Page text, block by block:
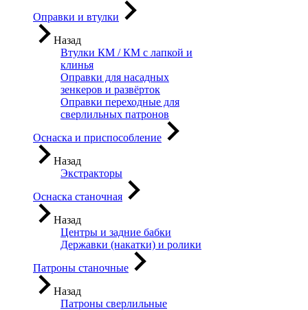
Оправки и втулки
Назад
Втулки КМ / КМ с лапкой и
клинья
Оправки для насадных
зенкеров и развёрток
Оправки переходные для
сверлильных патронов
Оснаска и приспособление
Назад
Экстракторы
Оснаска станочная
Назад
Центры и задние бабки
Державки (накатки) и ролики
Патроны станочные
Назад
Патроны сверлильные